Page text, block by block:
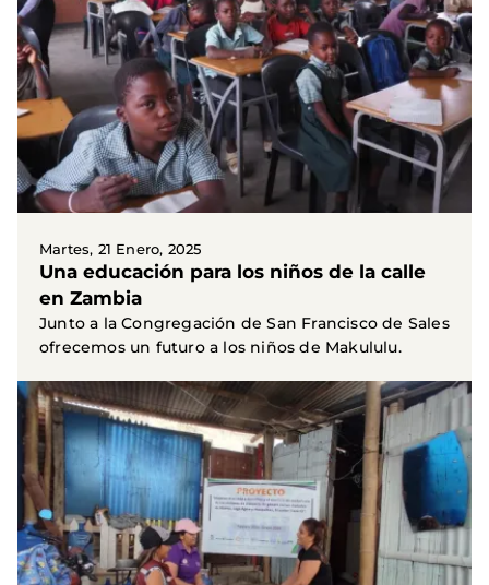
Martes, 21 Enero, 2025
Una educación para los niños de la calle
en Zambia
Junto a la Congregación de San Francisco de Sales
ofrecemos un futuro a los niños de Makululu.